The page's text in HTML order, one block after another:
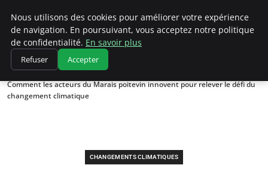
Climatedebtagents
Accueil
Changements climatiques
Comment les acteurs du Marais poitevin innovent pour relever le défi du
changement climatique
CHANGEMENTS CLIMATIQUES
Nous utilisons des cookies pour améliorer votre expérience
de navigation. En poursuivant, vous acceptez notre politique
de confidentialité. En savoir plus
Refuser Accepter